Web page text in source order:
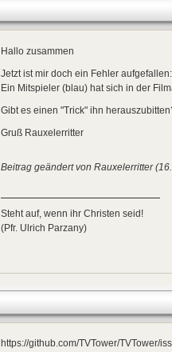
Hallo zusammen
Jetzt ist mir doch ein Fehler aufgefallen:
Ein Mitspieler (blau) hat sich in der
Gibt es einen "Trick" ihn
Gruß Rauxelerritter
Beitrag geändert von Rauxelerritter
Steht auf, wenn ihr Christen seid!
(Pfr. Ulrich Parzany)
https://github.com/TVTower/TVTower/